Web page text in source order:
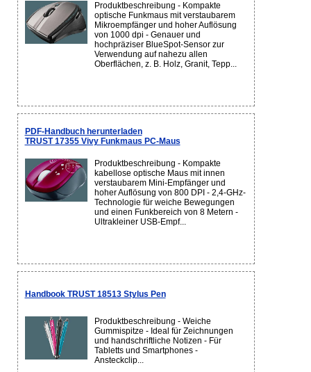
Produktbeschreibung - Kompakte
optische Funkmaus mit verstaubarem
Mikroempfänger und hoher Auflösung
von 1000 dpi - Genauer und
hochpräziser BlueSpot-Sensor zur
Verwendung auf nahezu allen
Oberflächen, z. B. Holz, Granit, Tepp...
PDF-Handbuch herunterladen
TRUST 17355 Vivy Funkmaus PC-Maus
Produktbeschreibung - Kompakte
kabellose optische Maus mit innen
verstaubarem Mini-Empfänger und
hoher Auflösung von 800 DPI - 2,4-GHz-
Technologie für weiche Bewegungen
und einen Funkbereich von 8 Metern -
Ultrakleiner USB-Empf...
Handbook TRUST 18513 Stylus Pen
Produktbeschreibung - Weiche
Gummispitze - Ideal für Zeichnungen
und handschriftliche Notizen - Für
Tabletts und Smartphones -
Ansteckclip...